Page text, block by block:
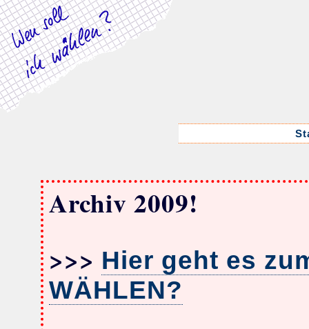
Archiv 2009!
>>> Hier geht es
WÄHLEN?